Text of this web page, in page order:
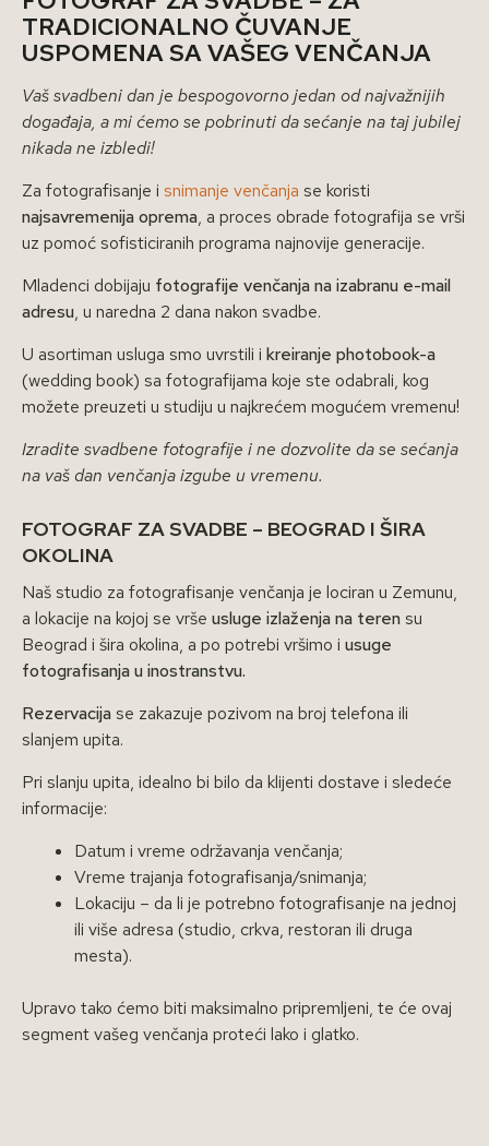
TRADICIONALNO ČUVANJE
USPOMENA SA VAŠEG VENČANJA
Vaš svadbeni dan je bespogovorno jedan od najvažnijih
događaja, a mi ćemo se pobrinuti da sećanje na taj jubilej
nikada ne izbledi!
Za fotografisanje i snimanje venčanja se koristi
najsavremenija oprema, a proces obrade fotografija se vrši
uz pomoć sofisticiranih programa najnovije generacije.
Mladenci dobijaju fotografije venčanja na izabranu e-mail
adresu, u naredna 2 dana nakon svadbe.
U asortiman usluga smo uvrstili i kreiranje photobook-a
(wedding book) sa fotografijama koje ste odabrali, kog
možete preuzeti u studiju u najkrećem mogućem vremenu!
Izradite svadbene fotografije i ne dozvolite da se sećanja
na vaš dan venčanja izgube u vremenu.
FOTOGRAF ZA SVADBE – BEOGRAD I ŠIRA
OKOLINA
Naš studio za fotografisanje venčanja je lociran u Zemunu,
a lokacije na kojoj se vrše usluge izlaženja na terensu
Beograd i šira okolina, a po potrebi vršimo i usuge
fotografisanja u inostranstvu.
Rezervacijase zakazuje pozivom na broj telefona ili
slanjem upita.
Pri slanju upita, idealno bi bilo da klijenti dostave i sledeće
informacije:
Datum i vreme održavanja venčanja;
Vreme trajanja fotografisanja/snimanja;
Lokaciju – da li je potrebno fotografisanje na jednoj
ili više adresa (studio, crkva, restoran ili druga
mesta).
Upravo tako ćemo biti maksimalno pripremljeni, te će ovaj
segment vašeg venčanja proteći lako i glatko.